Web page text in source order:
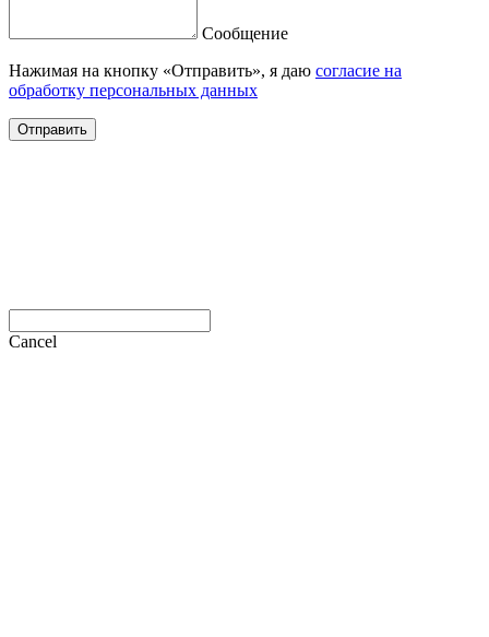
Сообщение
Нажимая на кнопку «Отправить», я даю согласие на
обработку персональных данных
Отправить
Cancel